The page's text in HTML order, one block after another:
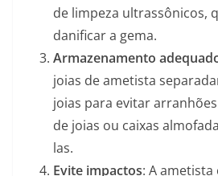
de limpeza ultrassônicos,
danificar a gema.
Armazenamento
joias de ametista
joias para evitar
de joias ou caixas
las.
Evite impactos: A